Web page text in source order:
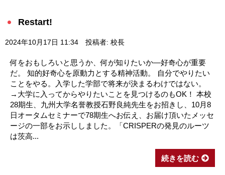
Restart!
2024年10月17日 11:34 投稿者: 校長
何をおもしろいと思うか、何が知りたいか―好奇心が重要
だ。 知的好奇心を原動力とする精神活動。 自分でやりたい
ことをやる。入学した学部で将来が決まるわけではない。
→大学に入ってからやりたいことを見つけるのもOK！ 本校
28期生、九州大学名誉教授石野良純先生をお招きし、10月8
日オータムセミナーで78期生へお伝え、お届け頂いたメッセ
ージの一部をお示ししました。「CRISPERの発見のルーツ
は茨高...
続きを読む